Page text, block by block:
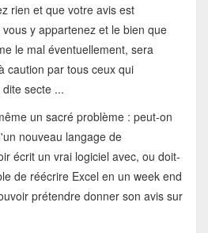
rien et que votre avis est
y appartenez et le bien que
le mal éventuellement, sera
caution par tous ceux qui
secte ...
un sacré problème : peut-on
nouveau langage de
écrit un vrai logiciel avec, ou doit-
de réécrire Excel en un week end
prétendre donner son avis sur